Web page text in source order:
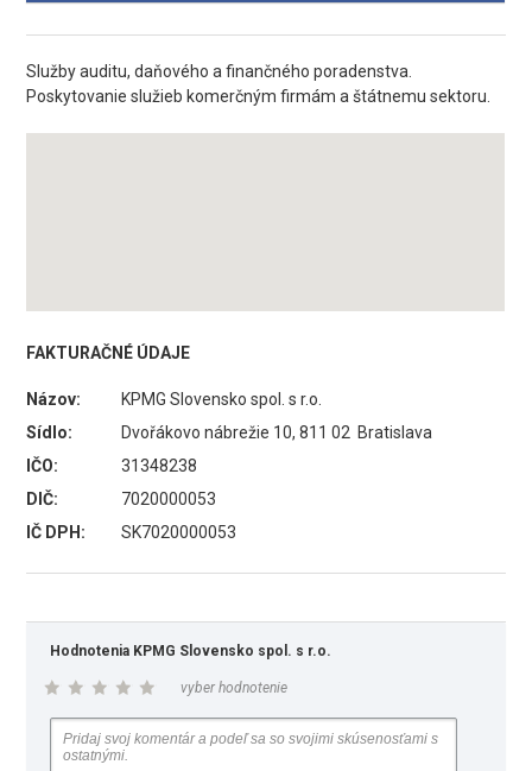
Služby auditu, daňového a finančného poradenstva.
Poskytovanie služieb komerčným firmám a štátnemu sektoru.
FAKTURAČNÉ ÚDAJE
Názov:
KPMG Slovensko spol. s r.o.
Sídlo:
Dvořákovo nábrežie 10, 811 02 Bratislava
IČO:
31348238
DIČ:
7020000053
IČ DPH:
SK7020000053
Hodnotenia KPMG Slovensko spol. s r.o.
vyber hodnotenie